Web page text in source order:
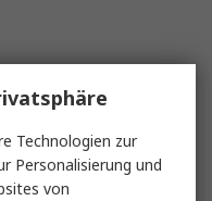
Technologien zur
Personalisierung und
von